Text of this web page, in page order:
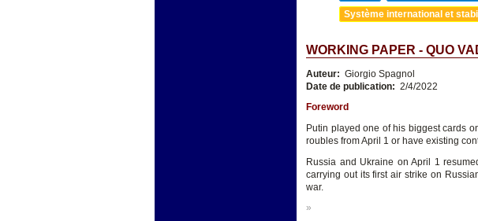
Système international et
WORKING PAPER - QUO
Auteur: Giorgio Spagnol
Date de publication: 2/4/2022
Foreword
Putin played one of his biggest cards
roubles from April 1 or have existing
Russia and Ukraine on April 1
carrying out its first air strike on
war.
»